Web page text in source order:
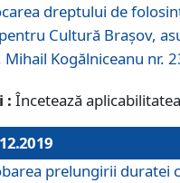
dreptului de
Cultură Braşov,
Mihail Kogălniceanu nr.
: Încetează
prelungirii duratei